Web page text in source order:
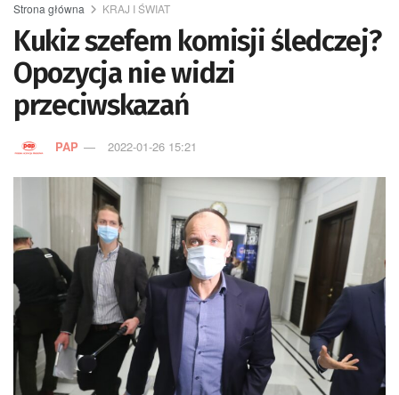
Strona główna KRAJ I ŚWIAT
Kukiz szefem komisji śledczej?
Opozycja nie widzi
przeciwskazań
PAP 2022-01-26 15:21